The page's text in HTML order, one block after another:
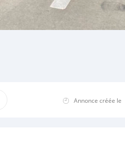
Annonce créée le